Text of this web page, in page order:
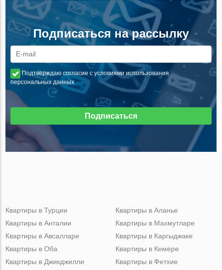
Подписаться на рассылку
Подтверждаю согласие с условиями использования
персональных данных
Подписаться
Квартиры в Турции
Квартиры в Анталии
Квартиры в Авсалларе
Квартиры в Оба
Квартиры в Джикджилли
Квартиры в Аланье
Квартиры в Махмутларе
Квартиры в Каргыджаке
Квартиры в Кемере
Квартиры в Фетхие